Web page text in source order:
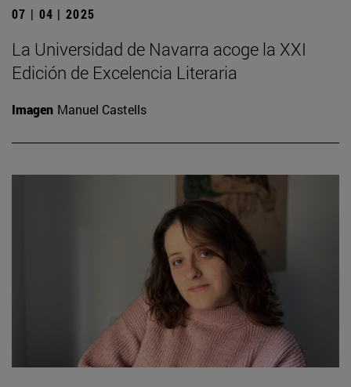
07 | 04 | 2025
La Universidad de Navarra acoge la XXI
Edición de Excelencia Literaria
Imagen Manuel Castells